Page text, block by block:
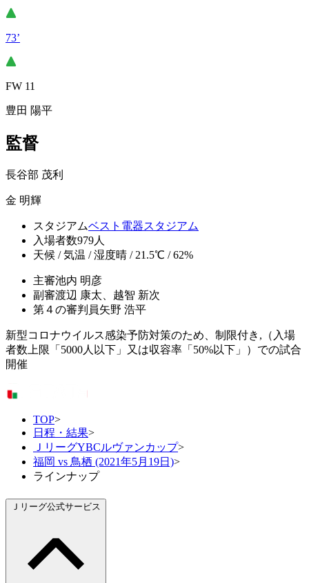
73’
FW 11
豊田 陽平
監督
長谷部 茂利
金 明輝
スタジアムベスト電器スタジアム
入場者数979人
天候 / 気温 / 湿度晴 / 21.5℃ / 62%
主審池内 明彦
副審渡辺 康太、越智 新次
第４の審判員矢野 浩平
新型コロナウイルス感染予防対策のため、制限付き,（入場
者数上限「5000人以下」又は収容率「50%以下」）での試合
開催
TOP>
日程・結果>
ＪリーグYBCルヴァンカップ>
福岡 vs 鳥栖 (2021年5月19日)>
ラインナップ
Ｊリーグ公式サービス